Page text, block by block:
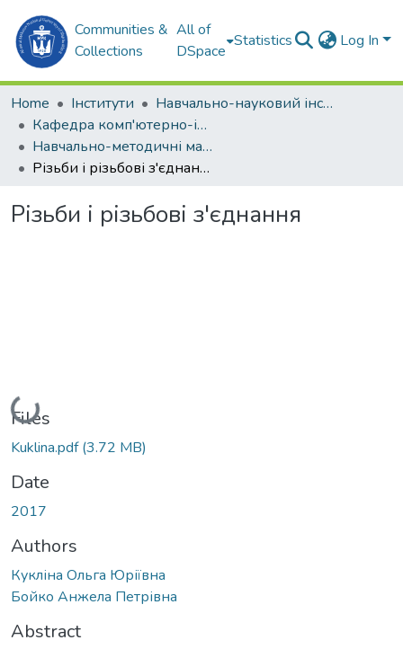
Communities &
Collections
All of
DSpace
Statistics Log In
Home Інститути
Навчально-науковий інститут комп'ютерних наук та управління проектами (ННІКНУП)
Кафедра комп'ютерно-інтегрованих технологій та інженерної графіки (КІТтаІГ)
Навчально-методичні матеріали (КІТтаІГ)
Різьби і різьбові з'єднання
Різьби і різьбові з'єднання
Loading...
Files
Kuklina.pdf(3.72 MB)
Date
2017
Authors
Кукліна Ольга Юріївна
Бойко Анжела Петрівна
Abstract